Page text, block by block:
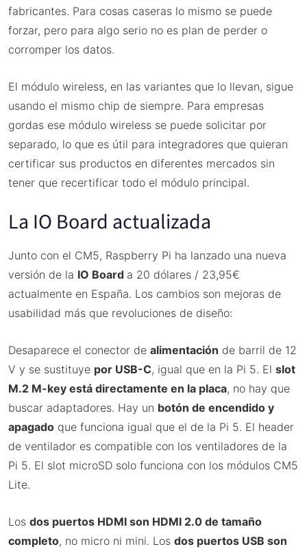
fabricantes. Para cosas caseras lo mismo se puede
forzar, pero para algo serio no es plan de perder o
corromper los datos.
El módulo wireless, en las variantes que lo llevan, sigue
usando el mismo chip de siempre. Para empresas
gordas ese módulo wireless se puede solicitar por
separado, lo que es útil para integradores que quieran
certificar sus productos en diferentes mercados sin
tener que recertificar todo el módulo principal.
La IO Board actualizada
Junto con el CM5, Raspberry Pi ha lanzado una nueva
versión de la IO Board a 20 dólares / 23,95€
actualmente en España. Los cambios son mejoras de
usabilidad más que revoluciones de diseño:
Desaparece el conector de alimentación de barril de 12
V y se sustituye por USB-C, igual que en la Pi 5. El slot
M.2 M-key está directamente en la placa, no hay que
buscar adaptadores. Hay un botón de encendido y
apagado que funciona igual que el de la Pi 5. El header
de ventilador es compatible con los ventiladores de la
Pi 5. El slot microSD solo funciona con los módulos CM5
Lite.
Los dos puertos HDMI son HDMI 2.0 de tamaño
completo, no micro ni mini. Los dos puertos USB son